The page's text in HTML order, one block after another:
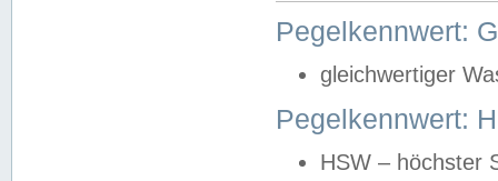
Pegelkennwert:
gleichwertiger
Pegelkennwert:
HSW – höchster